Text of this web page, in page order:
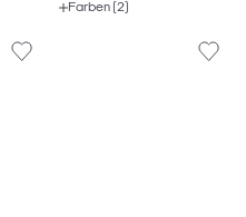
Farben (2)